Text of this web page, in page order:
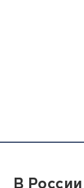
В